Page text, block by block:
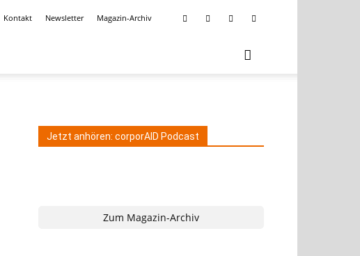
Kontakt Newsletter Magazin-Archiv
Jetzt anhören: corporAID Podcast
Zum Magazin-Archiv